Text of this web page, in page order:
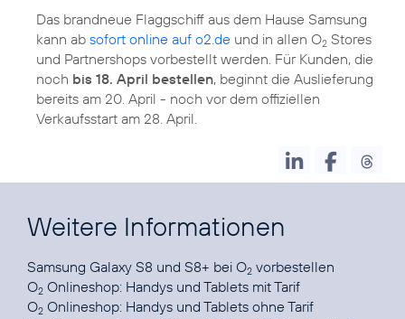
Das brandneue Flaggschiff aus dem Hause Samsung
kann ab sofort online auf o2.de und in allen O2 Stores
und Partnershops vorbestellt werden. Für Kunden, die
noch bis 18. April bestellen, beginnt die Auslieferung
bereits am 20. April - noch vor dem offiziellen
Verkaufsstart am 28. April.
Weitere Informationen
Samsung Galaxy S8 und S8+ bei O2 vorbestellen
O2 Onlineshop: Handys und Tablets mit Tarif
O2 Onlineshop: Handys und Tablets ohne Tarif